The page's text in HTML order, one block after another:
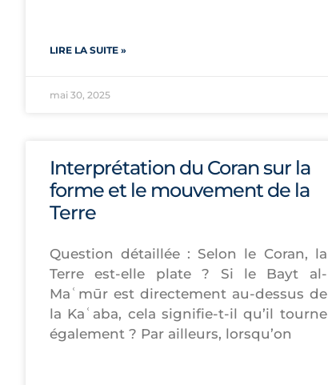
LIRE LA SUITE »
mai 30, 2025
Interprétation du Coran sur la
forme et le mouvement de la
Terre
Question détaillée : Selon le Coran, la
Terre est-elle plate ? Si le Bayt al-
Maʿmūr est directement au-dessus de
la Kaʿaba, cela signifie-t-il qu’il tourne
également ? Par ailleurs, lorsqu’on